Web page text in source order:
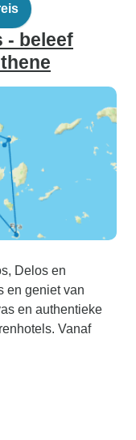
- beleef
Delos en
en geniet van
en authentieke
Vanaf